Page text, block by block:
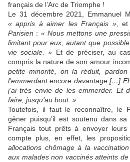
français de l’Arc de Triomphe !
Le 31 décembre 2021, Emmanuel
« appris à aimer les Français », et
Parisien : « Nous mettons une
limitant pour eux, autant que
vie sociale. » Et de préciser, au
compris la nature de son amour
petite minorité, on la réduit,
l’emmerdant encore davantage […]
j’ai très envie de les emmerder. Et
faire, jusqu’au bout. »
Toutefois, il faut le reconnaître, le
gêner puisqu’il est soutenu dans
Français tout prêts à envoyer
compte plus, en effet, les
allocations chômage à la
aux malades non vaccinés atteints